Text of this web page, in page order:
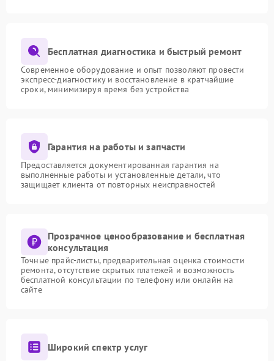
Бесплатная диагностика и быстрый ремонт
Современное оборудование и опыт позволяют провести
экспресс-диагностику и восстановление в кратчайшие
сроки, минимизируя время без устройства
Гарантия на работы и запчасти
Предоставляется документированная гарантия на
выполненные работы и установленные детали, что
защищает клиента от повторных неисправностей
Прозрачное ценообразование и бесплатная
консультация
Точные прайс-листы, предварительная оценка стоимости
ремонта, отсутствие скрытых платежей и возможность
бесплатной консультации по телефону или онлайн на
сайте
Широкий спектр услуг